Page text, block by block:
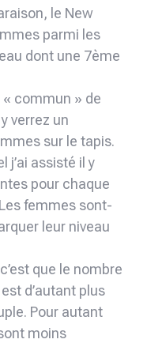
le New
parmi les
dont une 7ème
« commun » de
verrez un
sur le tapis.
j’ai assisté il y
pour chaque
femmes sont-
leur niveau
que le nombre
d’autant plus
Pour autant
moins